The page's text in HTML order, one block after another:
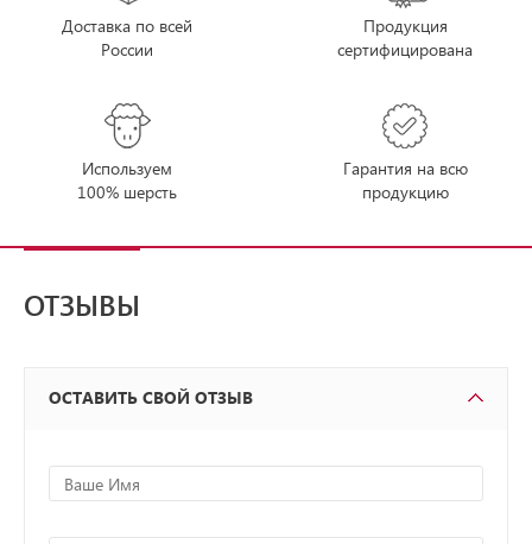
Доставка по всей
России
Продукция
сертифицирована
Используем
100% шерсть
Гарантия на всю
продукцию
ОТЗЫВЫ
ОСТАВИТЬ СВОЙ ОТЗЫВ